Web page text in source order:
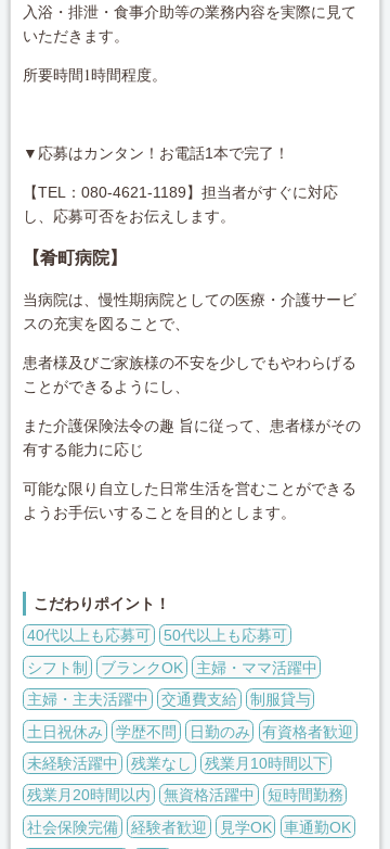
入浴・排泄・食事介助等の業務内容を実際に見て
いただきます。
所要時間1時間程度。
▼応募はカンタン！お電話1本で完了！
【TEL：080-4621-1189】担当者がすぐに対応
し、応募可否をお伝えします。
【肴町病院】
当病院は、慢性期病院としての医療・介護サービ
スの充実を図ることで、
患者様及びご家族様の不安を少しでもやわらげる
ことができるようにし、
また介護保険法令の趣 旨に従って、患者様がその
有する能力に応じ
可能な限り自立した日常生活を営むことができる
ようお手伝いすることを目的とします。
こだわりポイント！
40代以上も応募可
50代以上も応募可
シフト制
ブランクOK
主婦・ママ活躍中
主婦・主夫活躍中
交通費支給
制服貸与
土日祝休み
学歴不問 日勤のみ
有資格者歓迎
未経験活躍中
残業なし
残業月10時間以下
残業月20時間以内
無資格活躍中
短時間勤務
社会保険完備
経験者歓迎 見学OK
車通勤OK